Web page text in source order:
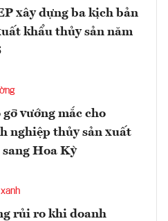
xây dựng ba kịch bản
khẩu thủy sản năm
gỡ vướng mắc cho
nghiệp thủy sản xuất
sang Hoa Kỳ
rủi ro khi doanh